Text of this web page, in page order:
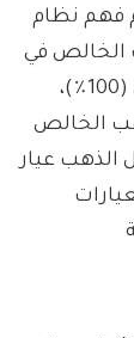
فهم نظام
الخالص في
السبيكة. الذهب عيار 24 هو الذهب الخالص (100٪)،
على 75٪ من الذهب الخالص
الذهب عيار